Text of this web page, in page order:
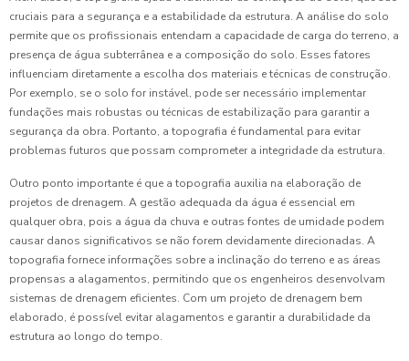
cruciais para a segurança e a estabilidade da estrutura. A análise do solo
permite que os profissionais entendam a capacidade de carga do terreno, a
presença de água subterrânea e a composição do solo. Esses fatores
influenciam diretamente a escolha dos materiais e técnicas de construção.
Por exemplo, se o solo for instável, pode ser necessário implementar
fundações mais robustas ou técnicas de estabilização para garantir a
segurança da obra. Portanto, a topografia é fundamental para evitar
problemas futuros que possam comprometer a integridade da estrutura.
Outro ponto importante é que a topografia auxilia na elaboração de
projetos de drenagem. A gestão adequada da água é essencial em
qualquer obra, pois a água da chuva e outras fontes de umidade podem
causar danos significativos se não forem devidamente direcionadas. A
topografia fornece informações sobre a inclinação do terreno e as áreas
propensas a alagamentos, permitindo que os engenheiros desenvolvam
sistemas de drenagem eficientes. Com um projeto de drenagem bem
elaborado, é possível evitar alagamentos e garantir a durabilidade da
estrutura ao longo do tempo.